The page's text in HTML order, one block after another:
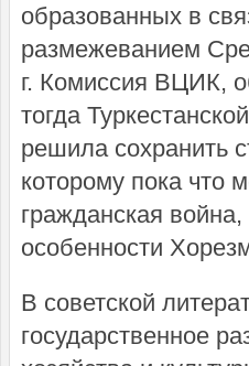
образованных в
размежеванием
г. Комиссия ВЦИК,
тогда
решила сохранить
которому пока что
гражданская
особенности
В советской
государственное